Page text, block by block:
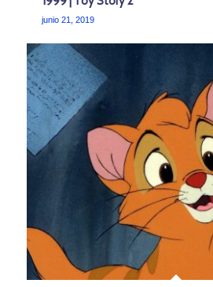
junio 21, 2019